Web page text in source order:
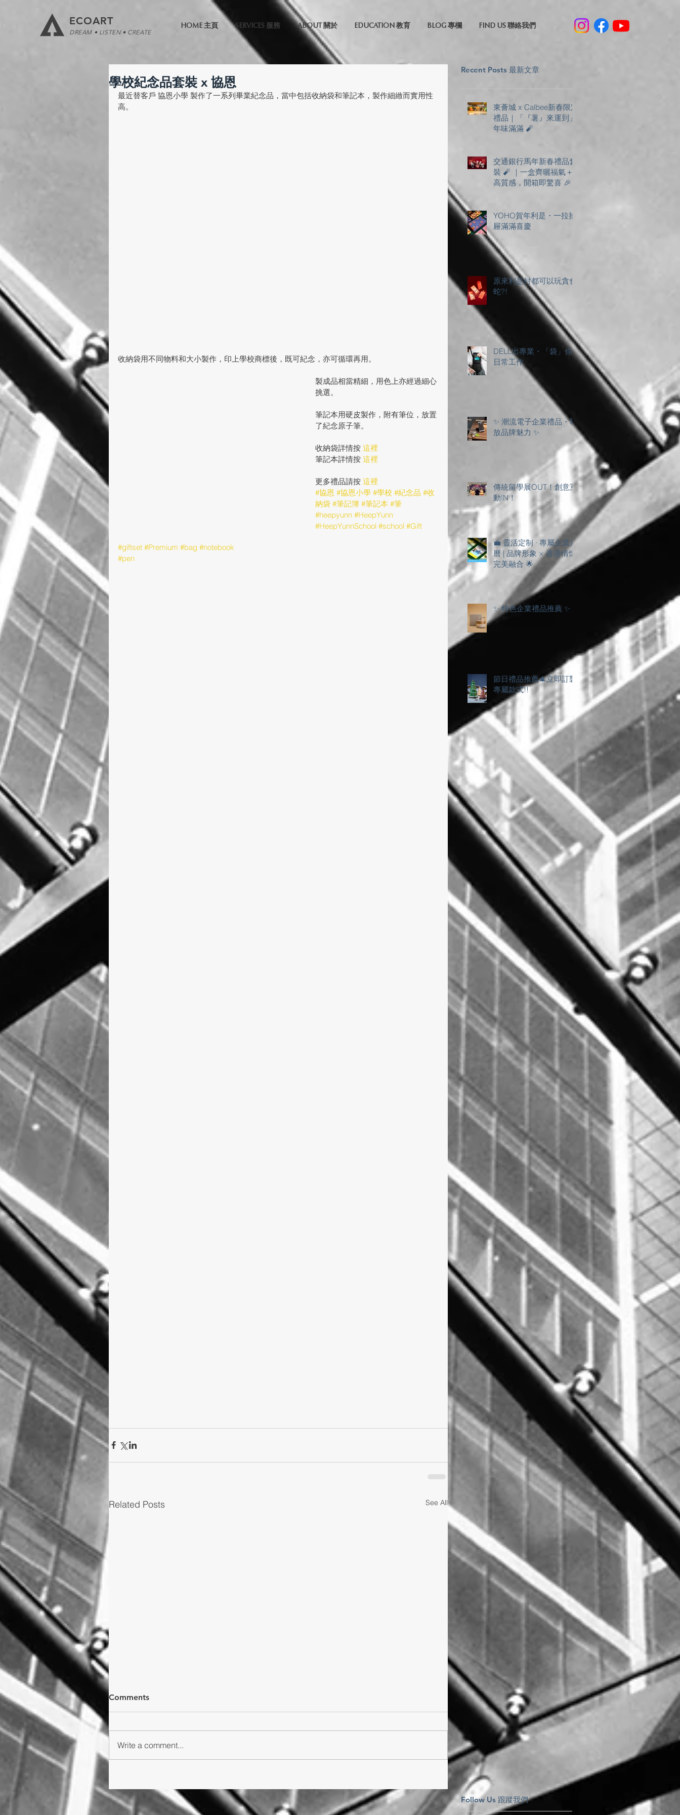
ECOART
DREAM • LISTEN • CREATE
HOME 主頁 SERVICES 服務 ABOUT 關於 EDUCATION 教育 BLOG 專欄 FIND US 聯絡我們
學校紀念品套裝 x 協恩
最近替客戶 協恩小學 製作了一系列畢業紀念品，當中包括收納袋和筆記本，製作細緻而實用性
高。
收納袋用不同物料和大小製作，印上學校商標後，既可紀念，亦可循環再用。
製成品相當精細，用色上亦經過細心
挑選。
筆記本用硬皮製作，附有筆位，放置
了紀念原子筆。
收納袋詳情按 這裡
筆記本詳情按 這裡
更多禮品請按 這裡
#協恩 #協恩小學 #學校 #紀念品 #收
納袋 #筆記簿 #筆記本 #筆
#heepyunn #HeepYunn
#HeepYunnSchool #school #Gift
#giftset #Premium #bag #notebook
#pen
Related Posts See All
Gift Set
Comments
Write a comment...
Recent Posts 最新文章
東薈城 x Calbee新春限定
禮品｜「『薯』來運到」
年味滿滿 🧨
交通銀行馬年新春禮品套
裝 🧨 ｜一盒齊曬福氣＋
高質感，開箱即驚喜 🎉
YOHO賀年利是・一拉抽
屜滿滿喜慶
原來利是封都可以玩貪食
蛇?!
DELL出專業・「袋」你
日常工作
✨ 潮流電子企業禮品・釋
放品牌魅力 ✨
傳統留學展OUT！創意互
動IN！
💼 靈活定制 · 專屬企業月
曆 | 品牌形象 × 香港情懷
完美融合 🌟
✨ 特色企業禮品推薦 ✨
節日禮品推薦🎄立即訂製
專屬款式!!
Follow Us 跟蹤我們